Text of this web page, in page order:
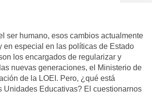
ser humano, esos cambios actualmente
en especial en las políticas de Estado
los encargados de regularizar y
nuevas generaciones, el Ministerio de
de la LOEI. Pero, ¿qué está
Educativas? El cuestionarnos